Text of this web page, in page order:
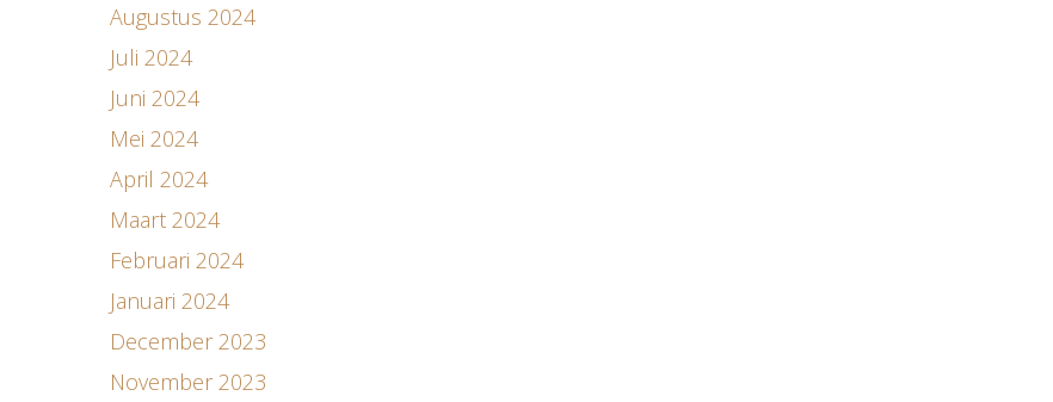
Augustus 2024
Juli 2024
Juni 2024
Mei 2024
April 2024
Maart 2024
Februari 2024
Januari 2024
December 2023
November 2023